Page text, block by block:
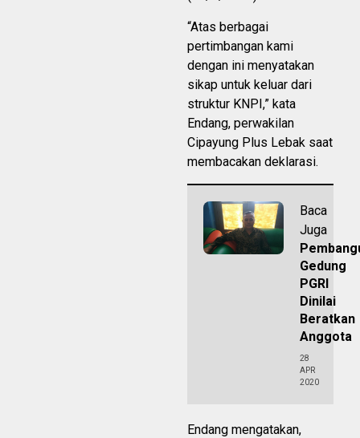
“Atas berbagai
pertimbangan kami
dengan ini menyatakan
sikap untuk keluar dari
struktur KNPI,” kata
Endang, perwakilan
Cipayung Plus Lebak saat
membacakan deklarasi.
Baca
Juga
Gedung
PGRI
Dinilai
Beratkan
Anggota
28
APR
2020
Endang mengatakan,